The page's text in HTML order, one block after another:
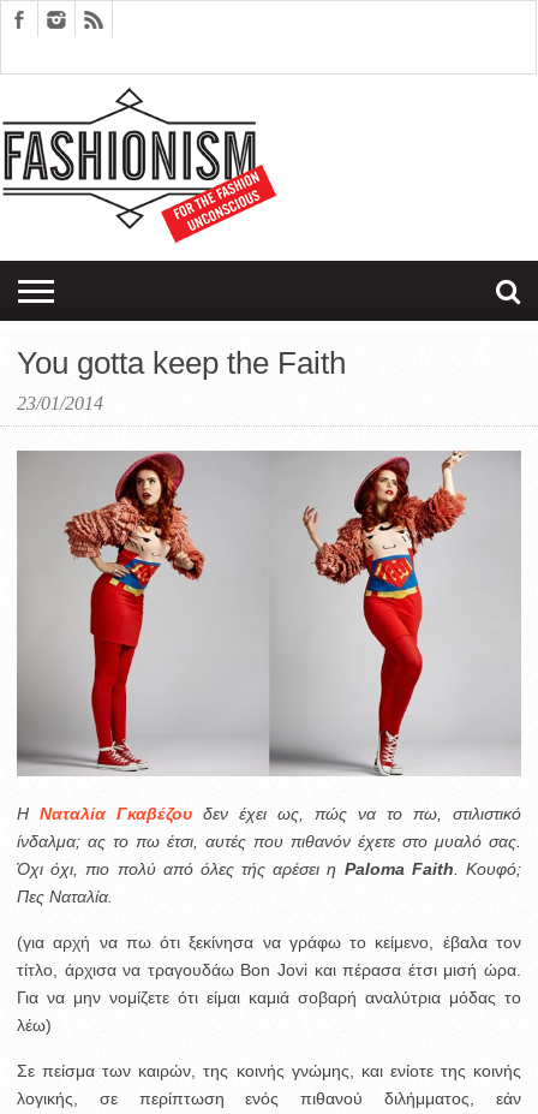
EDITORIALS
COUPLES
THERAPY
SARTORIAGRAM
You gotta keep the Faith
23/01/2014
Η Ναταλία Γκαβέζου δεν έχει ως, πώς να το πω, στιλιστικό
ίνδαλμα; ας το πω έτσι, αυτές που πιθανόν έχετε στο μυαλό σας.
Όχι όχι, πιο πολύ από όλες τής αρέσει η Paloma Faith . Κουφό;
Πες Ναταλία.
(για αρχή να πω ότι ξεκίνησα να γράφω το κείμενο, έβαλα τον
τίτλο, άρχισα να τραγουδάω Bon Jovi και πέρασα έτσι μισή ώρα.
Για να μην νομίζετε ότι είμαι καμιά σοβαρή αναλύτρια μόδας το
λέω)
Σε πείσμα των καιρών, της κοινής γνώμης, και ενίοτε της κοινής
λογικής, σε περίπτωση ενός πιθανού διλήμματος, εάν